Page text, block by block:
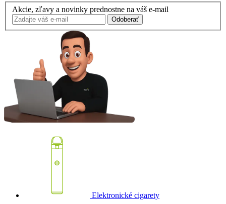
Akcie, zľavy a novinky prednostne na váš e-mail
Odoberať
Elektronické cigarety